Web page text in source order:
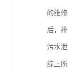
的维
后，
污水
综上